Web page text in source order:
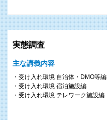
実態調査
主な講義内容
受け入れ環境 自治体・DMO等編
受け入れ環境 宿泊施設編
受け入れ環境 テレワーク施設編